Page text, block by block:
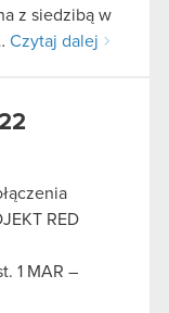
z siedzibą w
Czytaj dalej
RED
1 MAR –